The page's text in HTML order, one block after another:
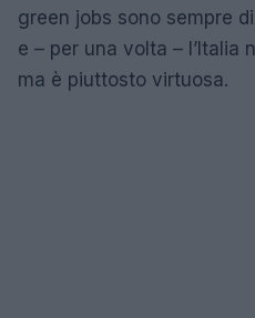
green jobs sono sempre
e – per una volta – l’Italia
ma è piuttosto virtuosa.